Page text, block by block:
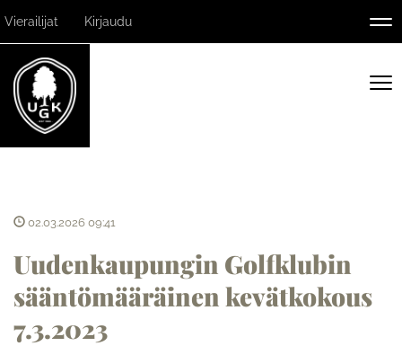
Vierailijat Kirjaudu
02.03.2026 09:41
Uudenkaupungin Golfklubin
sääntömääräinen kevätkokous
7.3.2023